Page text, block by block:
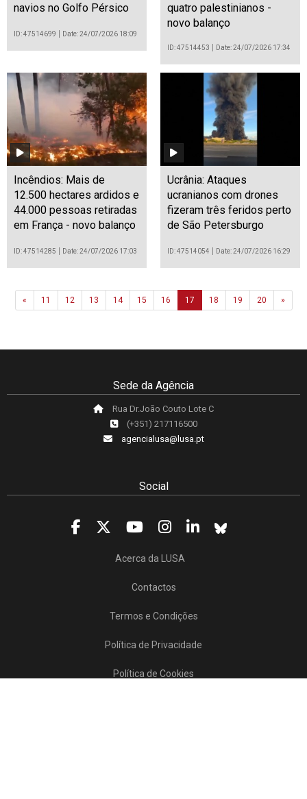
navios no Golfo Pérsico
ID: 47514699 Date: 24/07/2026 18:09
quatro palestinianos -
novo balanço
ID: 47514453 Date: 24/07/2026 17:34
Incêndios: Mais de
12.500 hectares ardidos e
44.000 pessoas retiradas
em França - novo balanço
ID: 47514285 Date: 24/07/2026 17:03
Ucrânia: Ataques
ucranianos com drones
fizeram três feridos perto
de São Petersburgo
ID: 47514054 Date: 24/07/2026 16:29
«Previous
11 12 13 14 15 16 17 18 19 20 »Next
Sede da Agência
Rua Dr.João Couto Lote C
(+351) 217116500
agencialusa@lusa.pt
Social
Acerca da LUSA
Contactos
Termos e Condições
Política de Privacidade
Política de Cookies